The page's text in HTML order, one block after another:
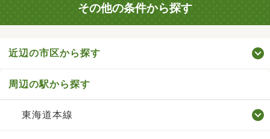
その他の条件から探す
近辺の市区から探す
周辺の駅から探す
東海道本線